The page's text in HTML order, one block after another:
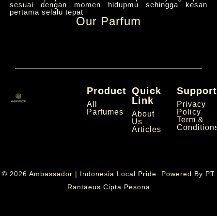
sesuai dengan momen hidupmu sehingga kesan
pertama selalu tepat
Our Parfum
Product
All
Parfumes
Quick
Link
About
Us
Articles
Support
Privacy
Policy
Term &
© 2026 Ambassador | Indonesia Local Pride. Powered By PT
Rantaeus Cipta Pesona